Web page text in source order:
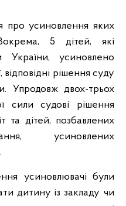
про усиновлення яких
5 дітей, які
усиновлено
рішення суду
Упродовж двох-трьох
сили судові рішення
та дітей, позбавлених
усиновлених
усиновлювачі були
дитину із закладу чи